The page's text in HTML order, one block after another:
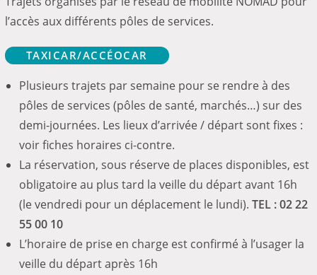
l’accès aux différents pôles de services.
TAXICAR/ACCÉOCAR
Plusieurs trajets par semaine pour se rendre à des
pôles de services (pôles de santé, marchés…) sur des
demi-journées. Les lieux d’arrivée / départ sont fixes :
voir fiches horaires ci-contre.
La réservation, sous réserve de places disponibles, est
obligatoire au plus tard la veille du départ avant 16h
(le vendredi pour un déplacement le lundi). TEL : 02 22
55 00 10
L’horaire de prise en charge est confirmé à l’usager la
veille du départ après 16h